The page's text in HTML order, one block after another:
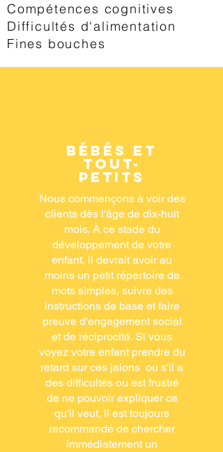
Compétences cognitives
Difficultés d'alimentation
Fines bouches
Bébés et
tout-
petits
Nous commençons à voir des
clients dès l'âge de dix-huit
mois. À ce stade du
développement de votre
enfant, il devrait avoir au
moins un petit répertoire de
mots simples, suivre des
instructions de base et faire
preuve d'engagement social
et de réciprocité. Si vous
voyez votre enfant prendre du
retard sur ces jalons ou s'il a
des difficultés ou est frustré
de ne pouvoir expliquer ce
qu'il veut, il est toujours
recommandé de chercher
immédiatement un